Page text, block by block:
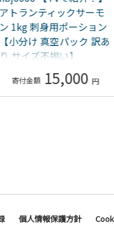
トランティックサーモ
1kg 刺身用ポーション
小分け 真空パック 訳あ
サイズ不揃い】
15,000
個人情報保護方針